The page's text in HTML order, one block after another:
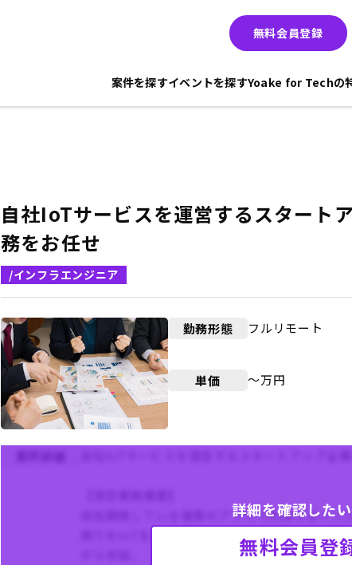
無料会員登録
案件を探すイベントを探すYoake for Techの
自社IoTサービスを運営するスタート
務をお任せ
/インフラエンジニア
勤務形態 フルリモート
単価
〜万円
自社開発している複数のアプリで利用するイン
周りをIoTを用いてサポートするシステムのた
詳細を確認した
無料会員登